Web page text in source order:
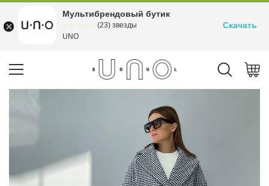
Мультибрендовый бутик
(23) звезды
UNO
Скачать